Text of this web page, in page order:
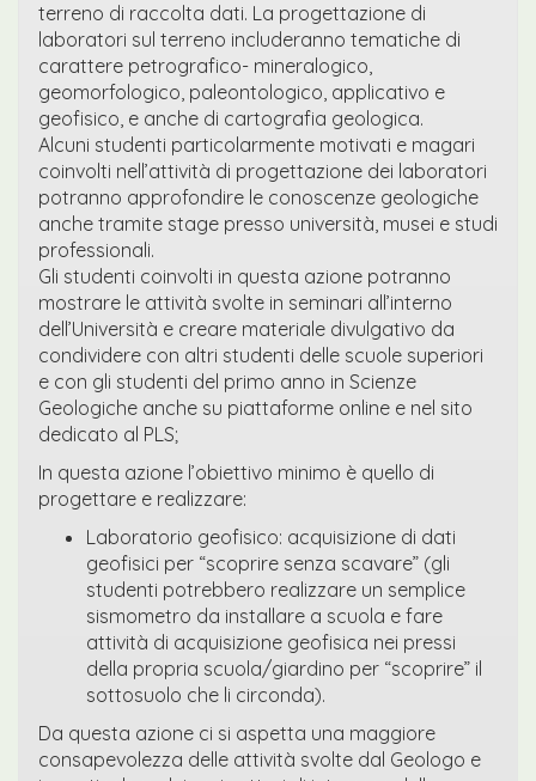
terreno di raccolta dati. La progettazione di
laboratori sul terreno includeranno tematiche di
carattere petrografico- mineralogico,
geomorfologico, paleontologico, applicativo e
geofisico, e anche di cartografia geologica.
Alcuni studenti particolarmente motivati e magari
coinvolti nell’attività di progettazione dei laboratori
potranno approfondire le conoscenze geologiche
anche tramite stage presso università, musei e studi
professionali.
Gli studenti coinvolti in questa azione potranno
mostrare le attività svolte in seminari all’interno
dell’Università e creare materiale divulgativo da
condividere con altri studenti delle scuole superiori
e con gli studenti del primo anno in Scienze
Geologiche anche su piattaforme online e nel sito
dedicato al PLS;
In questa azione l’obiettivo minimo è quello di
progettare e realizzare:
Laboratorio geofisico: acquisizione di dati
geofisici per “scoprire senza scavare” (gli
studenti potrebbero realizzare un semplice
sismometro da installare a scuola e fare
attività di acquisizione geofisica nei pressi
della propria scuola/giardino per “scoprire” il
sottosuolo che li circonda).
Da questa azione ci si aspetta una maggiore
consapevolezza delle attività svolte dal Geologo e